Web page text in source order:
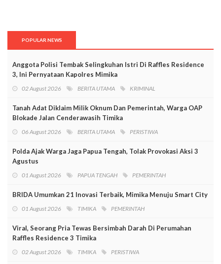
POPULAR NEWS
Anggota Polisi Tembak Selingkuhan Istri Di Raffles Residence
3, Ini Pernyataan Kapolres Mimika
02 August 2026 BERITA UTAMA KRIMINAL
Tanah Adat Diklaim Milik Oknum Dan Pemerintah, Warga OAP
Blokade Jalan Cenderawasih Timika
06 August 2026 BERITA UTAMA PERISTIWA
Polda Ajak Warga Jaga Papua Tengah, Tolak Provokasi Aksi 3
Agustus
01 August 2026 PAPUA TENGAH PEMERINTAH
BRIDA Umumkan 21 Inovasi Terbaik, Mimika Menuju Smart City
01 August 2026 TIMIKA PEMERINTAH
Viral, Seorang Pria Tewas Bersimbah Darah Di Perumahan
Raffles Residence 3 Timika
02 August 2026 TIMIKA PERISTIWA